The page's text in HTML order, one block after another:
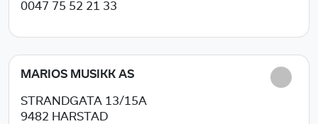
0047 75 52 21 33
MARIOS MUSIKK AS
STRANDGATA 13/15A
9482 HARSTAD